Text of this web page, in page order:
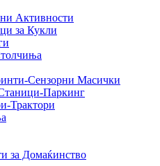
Активности
за Кукли
Сензорни Масички
Паркинг
Трактори
за Домаќинство